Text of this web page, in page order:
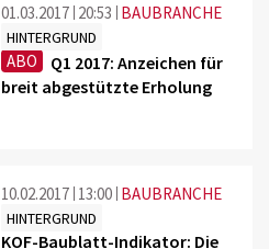
01.03.2017 20:53 BAUBRANCHE
HINTERGRUND
ABO
Q1 2017: Anzeichen für
breit abgestützte Erholung
10.02.2017 13:00 BAUBRANCHE
HINTERGRUND
KOF-Baublatt-Indikator: Die